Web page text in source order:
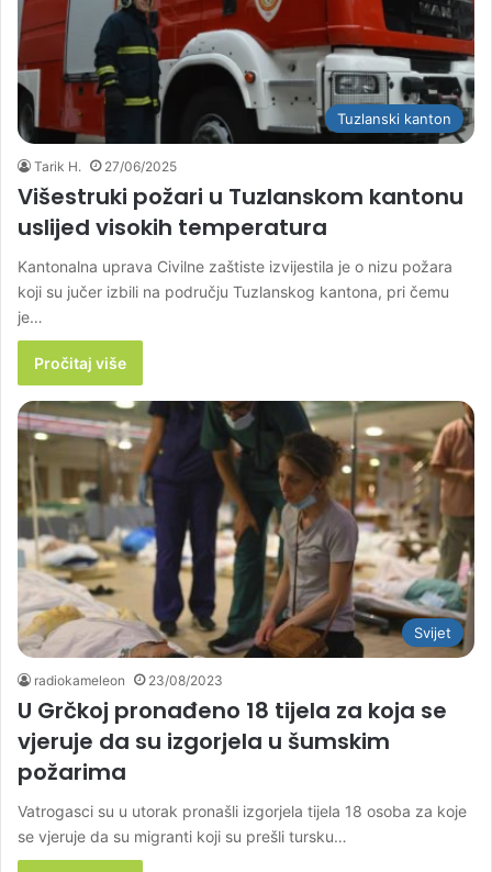
Tuzlanski kanton
Tarik H. 27/06/2025
Višestruki požari u Tuzlanskom kantonu
uslijed visokih temperatura
Kantonalna uprava Civilne zaštiste izvijestila je o nizu požara
koji su jučer izbili na području Tuzlanskog kantona, pri čemu
je…
Pročitaj više
Svijet
radiokameleon 23/08/2023
U Grčkoj pronađeno 18 tijela za koja se
vjeruje da su izgorjela u šumskim
požarima
Vatrogasci su u utorak pronašli izgorjela tijela 18 osoba za koje
se vjeruje da su migranti koji su prešli tursku…